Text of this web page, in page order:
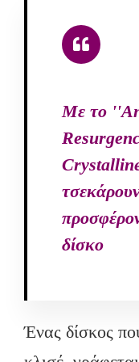
Με το
δίσκο
Ένας δίσκος